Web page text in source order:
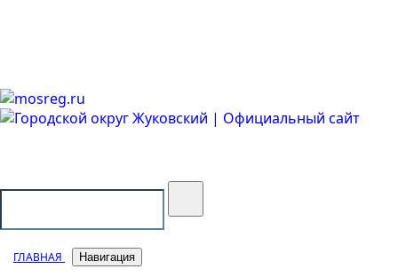
ГЛАВНАЯ Навигация